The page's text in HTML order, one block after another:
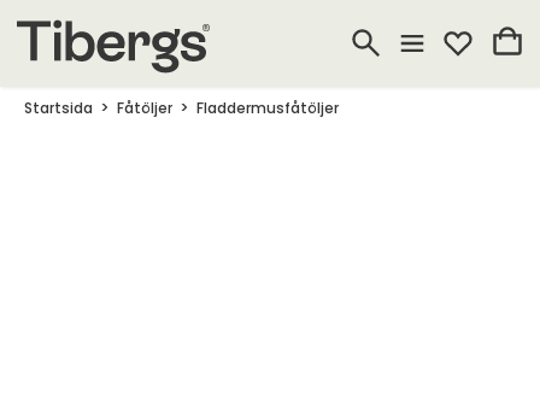
Startsida Fåtöljer Fladdermusfåtöljer